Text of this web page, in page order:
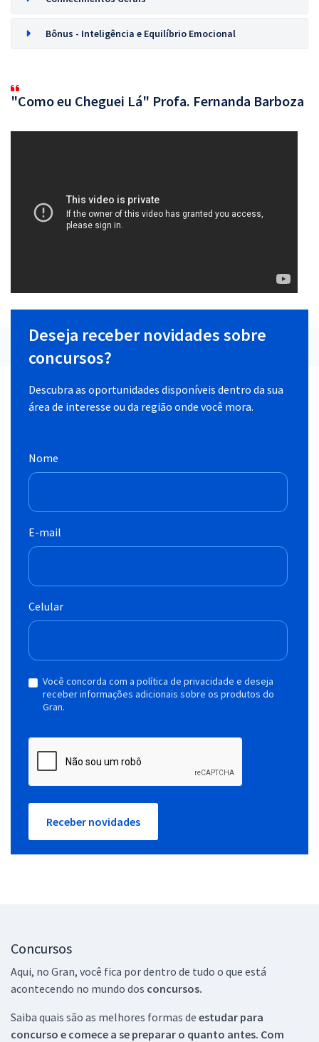
Bônus - Inteligência e Equilíbrio Emocional
"Como eu Cheguei Lá" Profa. Fernanda Barboza
Deseja receber novidades sobre
concursos?
Descubra as oportunidades disponíveis dentro da sua
área de interesse ou da região onde você mora.
Nome
E-mail
Celular
Você concorda com a política de privacidade e deseja
receber informações adicionais sobre os produtos do
Gran.
Receber novidades
Concursos
Aqui, no Gran, você fica por dentro de tudo o que está
acontecendo no mundo dos concursos.
Saiba quais são as melhores formas de estudar para
concurso e comece a se preparar o quanto antes. Com